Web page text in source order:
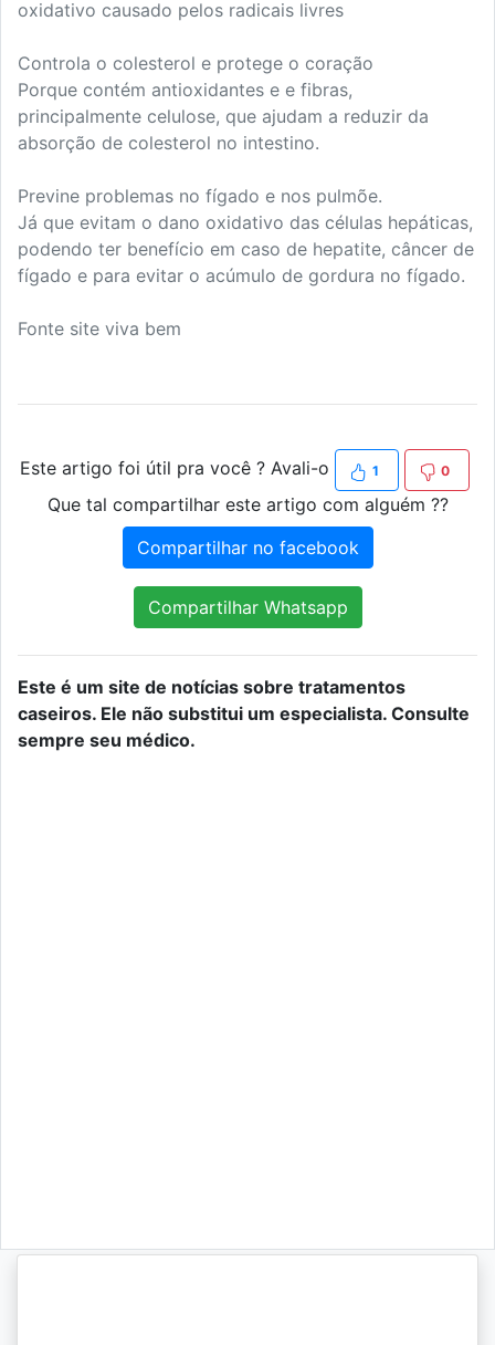
oxidativo causado pelos radicais livres
Controla o colesterol e protege o coração
Porque contém antioxidantes e e fibras,
principalmente celulose, que ajudam a reduzir da
absorção de colesterol no intestino.
Previne problemas no fígado e nos pulmõe.
Já que evitam o dano oxidativo das células hepáticas,
podendo ter benefício em caso de hepatite, câncer de
fígado e para evitar o acúmulo de gordura no fígado.
Fonte site viva bem
Este artigo foi útil pra você ? Avali-o 1 0
Que tal compartilhar este artigo com alguém ??
Compartilhar no facebook
Compartilhar Whatsapp
Este é um site de notícias sobre tratamentos
caseiros. Ele não substitui um especialista. Consulte
sempre seu médico.